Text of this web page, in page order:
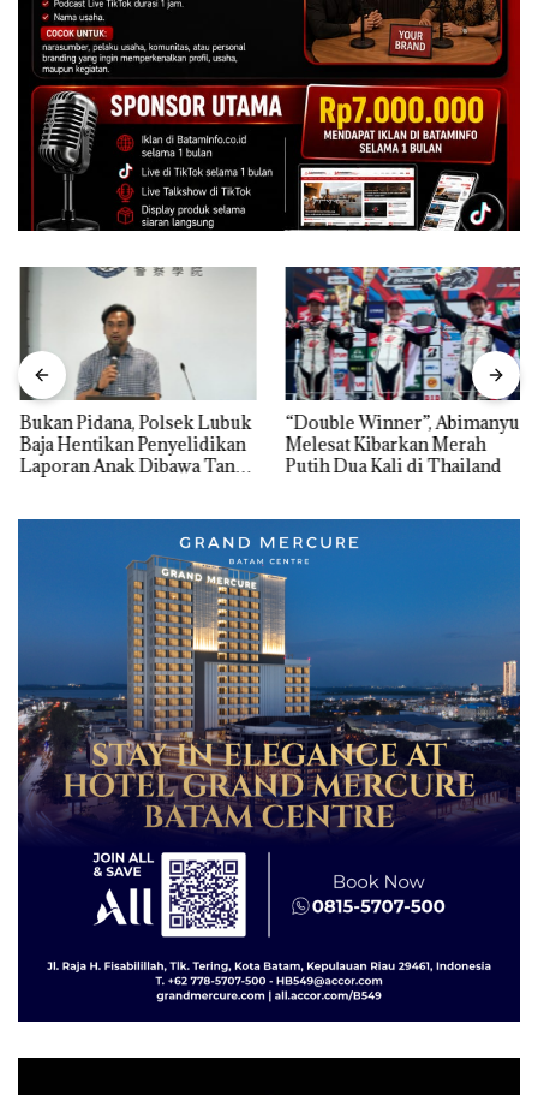
Bukan Pidana, Polsek Lubuk
Baja Hentikan Penyelidikan
Laporan Anak Dibawa Tanpa
“Double Winner”, Abimanyu
Melesat Kibarkan Merah
Putih Dua Kali di Thailand